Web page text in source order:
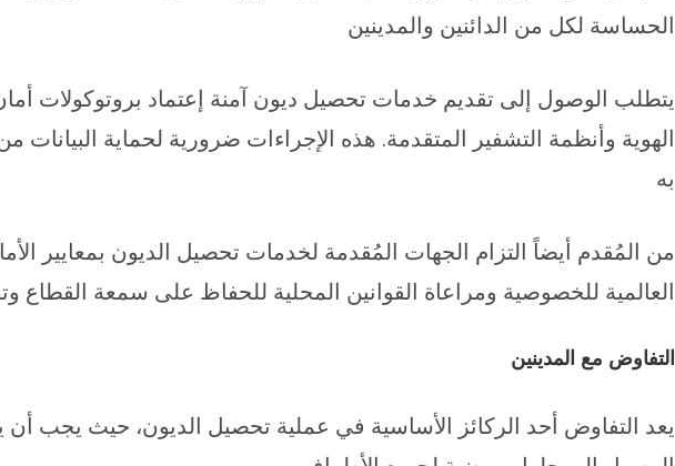
الحساسة لكل من الدائنين والمدينين
يتطلب الوصول إلى تقديم خدمات تحصيل ديون آمنة إعتماد بروتوكولات
الهوية وأنظمة التشفير المتقدمة. هذه الإجراءات ضرورية لحماية
به
من المُقدم أيضاً التزام الجهات المُقدمة لخدمات تحصيل الديون بمعايير الأمان
العالمية للخصوصية ومراعاة القوانين المحلية للحفاظ على سمعة القطاع
التفاوض مع المدينين
يعد التفاوض أحد الركائز الأساسية في عملية تحصيل الديون، حيث يجب أن